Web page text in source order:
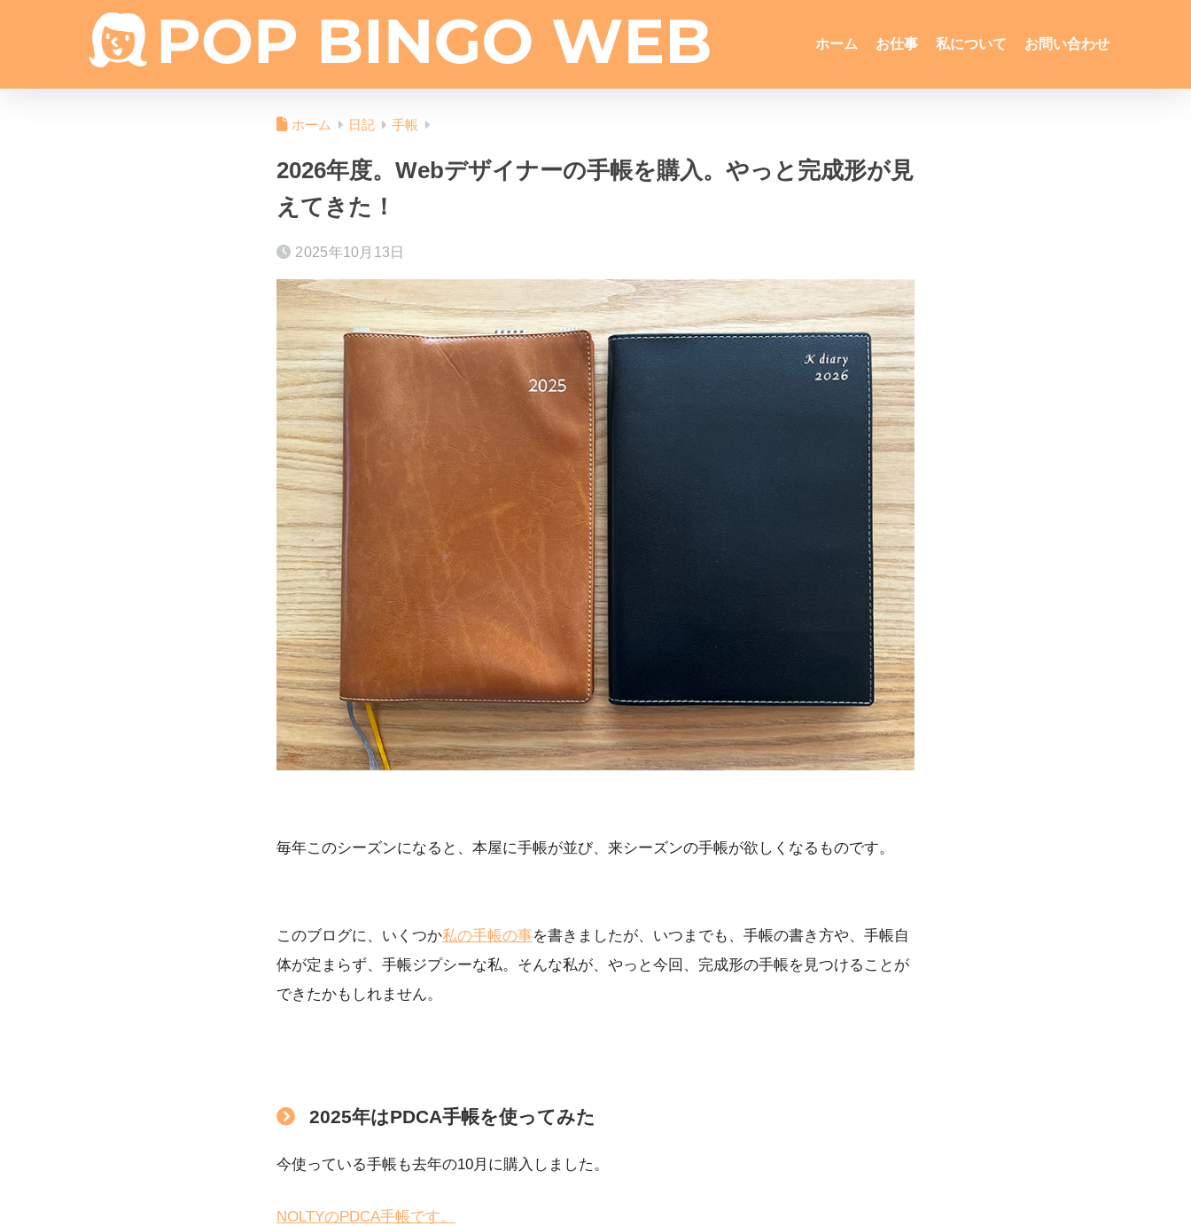
ホーム お仕事 私について お問い合わせ
ホーム 日記 手帳
2026年度。Webデザイナーの手帳を購入。やっと完成形が見
えてきた！
2025年10月13日
毎年このシーズンになると、本屋に手帳が並び、来シーズンの手帳が欲しくなるものです。
このブログに、いくつか私の手帳の事を書きましたが、いつまでも、手帳の書き方や、手帳自
体が定まらず、手帳ジプシーな私。そんな私が、やっと今回、完成形の手帳を見つけることが
できたかもしれません。
2025年はPDCA手帳を使ってみた
今使っている手帳も去年の10月に購入しました。
NOLTYのPDCA手帳です。